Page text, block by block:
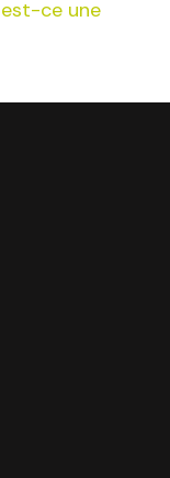
ce une